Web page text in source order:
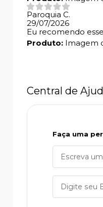
Paroquia C.
29/07/2026
Eu recomendo
Produto: Imagem
Central de
Faça uma